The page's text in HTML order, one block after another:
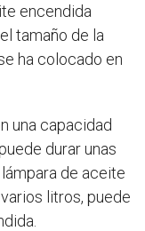
encendida
tamaño de la
ha colocado en
una capacidad
durar unas
de aceite
litros, puede